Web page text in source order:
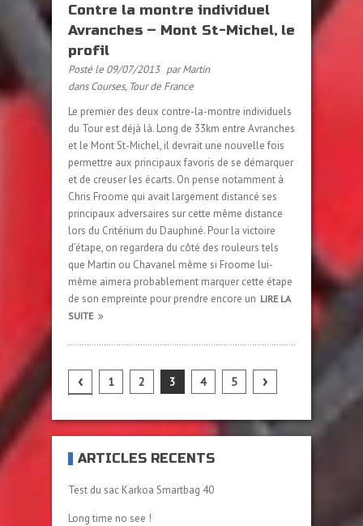
Contre la montre individuel
Avranches – Mont St-Michel, le
profil
Posté le 09/07/2013 par Martin
dansCourses, Tour de France
Le premier des deux contre-la-montre individuels
du Tour est déjà là. Long de 33km entre Avranches
et le Mont St-Michel, il devrait une nouvelle fois
permettre aux principaux favoris de se démarquer
et de creuser les écarts. On pense notamment à
Chris Froome qui avait largement distancé ses
principaux adversaires sur cette même distance
lors du Critérium du Dauphiné. Pour la victoire
d’étape, on regardera du côté des rouleurs tels
que Martin ou Chavanel même si Froome lui-
même aimera probablement marquer cette étape
de son empreinte pour prendre encore un LIRE LA
SUITE
‹ 1 2 3 4 5
›
ARTICLES RÉCENTS
Test du sac Karkoa Smartbag 40
Long time no see !